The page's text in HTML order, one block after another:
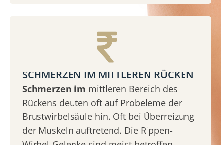
SCHMERZEN IM MITTLEREN RÜCKEN
Schmerzen im mittleren Bereich des
Rückens deuten oft auf Probeleme der
Brustwirbelsäule hin. Oft bei Überreizung
der Muskeln auftretend. Die Rippen-